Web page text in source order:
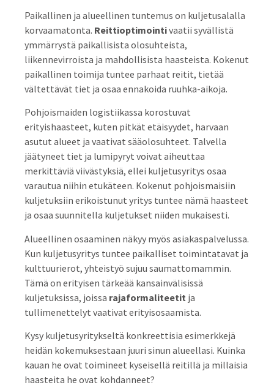
Paikallinen ja alueellinen tuntemus on kuljetusalalla
korvaamatonta. Reittioptimointivaatii syvällistä
ymmärrystä paikallisista olosuhteista,
liikennevirroista ja mahdollisista haasteista. Kokenut
paikallinen toimija tuntee parhaat reitit, tietää
vältettävät tiet ja osaa ennakoida ruuhka-aikoja.
Pohjoismaiden logistiikassa korostuvat
erityishaasteet, kuten pitkät etäisyydet, harvaan
asutut alueet ja vaativat sääolosuhteet. Talvella
jäätyneet tiet ja lumipyryt voivat aiheuttaa
merkittäviä viivästyksiä, ellei kuljetusyritys osaa
varautua niihin etukäteen. Kokenut pohjoismaisiin
kuljetuksiin erikoistunut yritys tuntee nämä haasteet
ja osaa suunnitella kuljetukset niiden mukaisesti.
Alueellinen osaaminen näkyy myös asiakaspalvelussa.
Kun kuljetusyritys tuntee paikalliset toimintatavat ja
kulttuurierot, yhteistyö sujuu saumattomammin.
Tämä on erityisen tärkeää kansainvälisissä
kuljetuksissa, joissa rajaformaliteetit ja
tullimenettelyt vaativat erityisosaamista.
Kysy kuljetusyritykseltä konkreettisia esimerkkejä
heidän kokemuksestaan juuri sinun alueellasi. Kuinka
kauan he ovat toimineet kyseisellä reitillä ja millaisia
haasteita he ovat kohdanneet?